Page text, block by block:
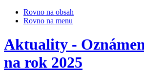
Rovno na obsah
Rovno na menu
Aktuality -
na rok 2025